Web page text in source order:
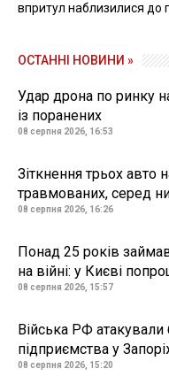
впритул наблизилися до
ОСТАННІ НОВИНИ »
Удар дрона по ринку
із поранених
08 серпня 2026, 16:53
Зіткнення трьох
травмованих, серед
08 серпня 2026, 16:26
Понад 25 років
на війні: у Києві
08 серпня 2026, 15:57
Війська РФ
підприємства у
08 серпня 2026, 15:20